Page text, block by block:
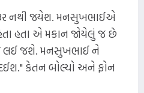
નથી જયેશ. મનસુખભાઈએ
હતા એ મકાન જોયેલું જ છે
લઈ જશે. મનસુખભાઈ ને
કેતન બોલ્યો અને ફોન